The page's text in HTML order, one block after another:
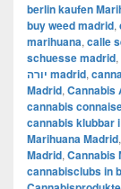
berlin kaufen
buy weed madrid,
marihuana, calle
schuesse madrid,
יורה madrid,
Madrid, Cannabis
cannabis
cannabis klubbar
Marihuana Madrid,
Madrid, Cannabis
cannabisclubs in